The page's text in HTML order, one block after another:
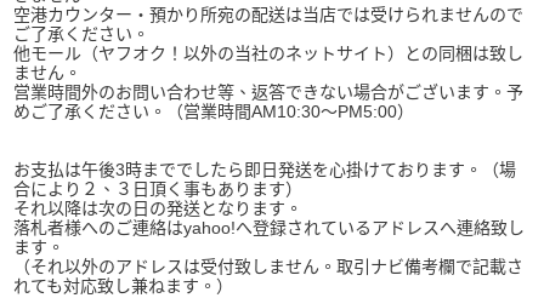
空港カウンター・預かり所宛の配送は当店では受けられませんので
ご了承ください。
他モール（ヤフオク！以外の当社のネットサイト）との同梱は致し
ません。
営業時間外のお問い合わせ等、返答できない場合がございます。予
めご了承ください。（営業時間AM10:30～PM5:00）
お支払は午後3時まででしたら即日発送を心掛けております。（場
合により２、３日頂く事もあります）
それ以降は次の日の発送となります。
落札者様へのご連絡はyahoo!へ登録されているアドレスへ連絡致し
ます。
（それ以外のアドレスは受付致しません。取引ナビ備考欄で記載さ
れても対応致し兼ねます。）